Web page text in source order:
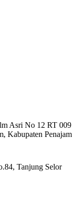
Asri No 12 RT 009
Kabupaten Penajam
Tanjung Selor